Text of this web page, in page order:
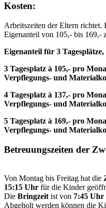
Kosten:
Arbeitszeiten der Eltern richtet.
Eigenanteil von 105,- bis 169,-
Eigenanteil für 3
3 Tagesplatz à 105,- pro
Verpflegungs- und
4 Tagesplatz à 137,- pro
Verpflegungs- und
5 Tagesplatz à 169,- pro
Verpflegungs- und
Betreuungszeiten der
Von Montag bis Freitag hat die
15:15 Uhr für die Kinder
Die Bringzeit ist von 7:45 Uhr
Abgeholt werden können die